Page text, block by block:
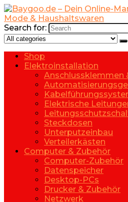
Search for:
Shop
Elektroinstallation
Anschlussklemmen
Elektrische
Steckdosen
Unterputzeinbau
Verteilerkästen
Computer & Zubehör
Computer-Zubehör
Datenspeicher
Desktop-PCs
Drucker & Zubehör
Netzwerk